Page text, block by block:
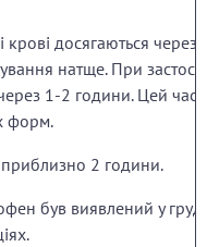
крові досягаються через
натще. При
через 1-2 години. Цей
форм.
приблизно 2 години.
був виявлений у